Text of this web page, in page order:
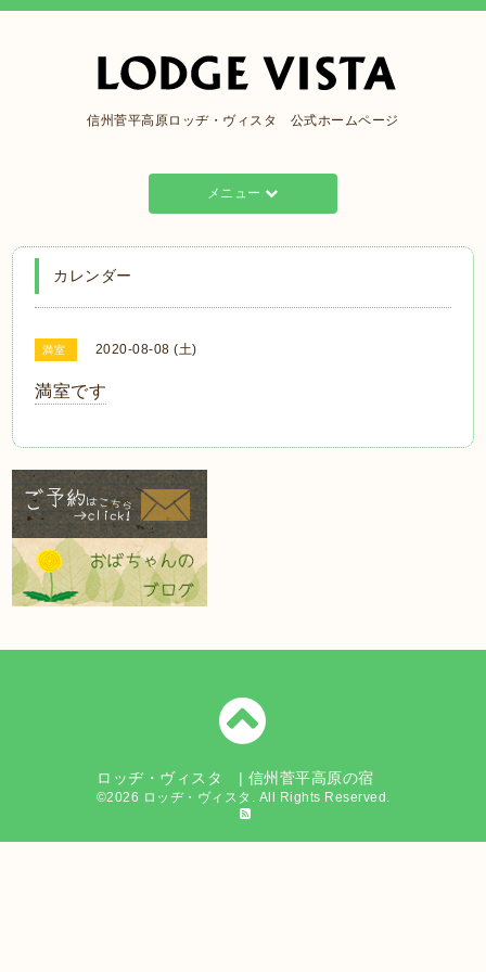
信州菅平高原ロッヂ・ヴィスタ 公式ホームページ
メニュー
カレンダー
満室 2020-08-08 (土)
満室です
ロッヂ・ヴィスタ | 信州菅平高原の宿
©2026 ロッヂ・ヴィスタ . All Rights Reserved.